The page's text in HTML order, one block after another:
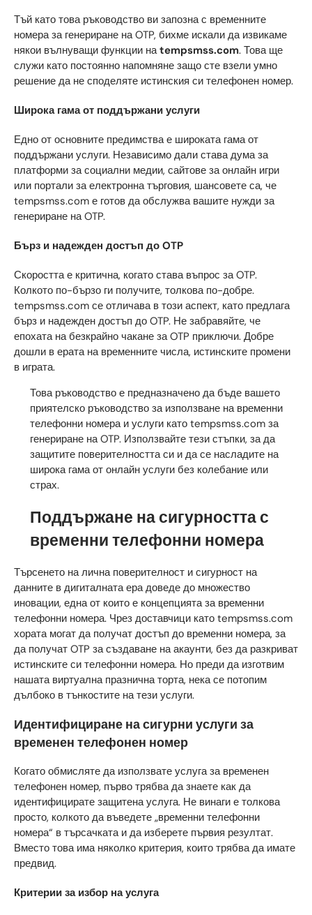
Тъй като това ръководство ви запозна с временните
номера за генериране на OTP, бихме искали да извикаме
някои вълнуващи функции наtempsmss.com. Това ще
служи като постоянно напомняне защо сте взели умно
решение да не споделяте истинския си телефонен номер.
Широка гама от поддържани услуги
Едно от основните предимства е широката гама от
поддържани услуги. Независимо дали става дума за
платформи за социални медии, сайтове за онлайн игри
или портали за електронна търговия, шансовете са, че
tempsmss.com е готов да обслужва вашите нужди за
генериране на OTP.
Бърз и надежден достъп до OTP
Скоростта е критична, когато става въпрос за OTP.
Колкото по-бързо ги получите, толкова по-добре.
tempsmss.com се отличава в този аспект, като предлага
бърз и надежден достъп до OTP. Не забравяйте, че
епохата на безкрайно чакане за OTP приключи. Добре
дошли в ерата на временните числа, истинските промени
в играта.
Това ръководство е предназначено да бъде вашето
приятелско ръководство за използване на временни
телефонни номера и услуги като tempsmss.com за
генериране на OTP. Използвайте тези стъпки, за да
защитите поверителността си и да се насладите на
широка гама от онлайн услуги без колебание или
страх.
Поддържане на сигурността с
временни телефонни номера
Търсенето на лична поверителност и сигурност на
данните в дигиталната ера доведе до множество
иновации, една от които е концепцията за временни
телефонни номера. Чрез доставчици като tempsmss.com
хората могат да получат достъп до временни номера, за
да получат OTP за създаване на акаунти, без да разкриват
истинските си телефонни номера. Но преди да изготвим
нашата виртуална празнична торта, нека се потопим
дълбоко в тънкостите на тези услуги.
Идентифициране на сигурни услуги за
временен телефонен номер
Когато обмисляте да използвате услуга за временен
телефонен номер, първо трябва да знаете как да
идентифицирате защитена услуга. Не винаги е толкова
просто, колкото да въведете „временни телефонни
номера“ в търсачката и да изберете първия резултат.
Вместо това има няколко критерия, които трябва да имате
предвид.
Критерии за избор на услуга